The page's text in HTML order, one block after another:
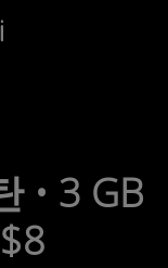
• 3 GB